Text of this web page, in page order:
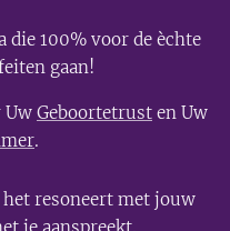
100% voor de èchte
gaan!
Uw Geboortetrust en Uw
.
resoneert met jouw